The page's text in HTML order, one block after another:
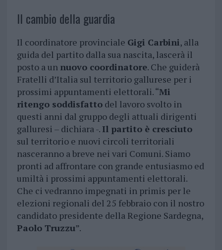
Il cambio della guardia
Il coordinatore provinciale Gigi Carbini, alla
guida del partito dalla sua nascita, lascerà il
posto a un nuovo coordinatore. Che guiderà
Fratelli d’Italia sul territorio gallurese per i
prossimi appuntamenti elettorali. “Mi
ritengo soddisfattodel lavoro svolto in
questi anni dal gruppo degli attuali dirigenti
galluresi – dichiara -. Il partito è cresciuto
sul territorio e nuovi circoli territoriali
nasceranno a breve nei vari Comuni. Siamo
pronti ad affrontare con grande entusiasmo ed
umiltà i prossimi appuntamenti elettorali.
Che ci vedranno impegnati in primis per le
elezioni regionali del 25 febbraio con il nostro
candidato presidente della Regione Sardegna,
Paolo Truzzu”.